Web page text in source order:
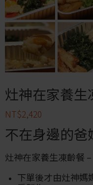
灶神在家養
NT$2,420
不在身邊的爸
灶神在家養生凍齡餐
下單後才由灶神媽